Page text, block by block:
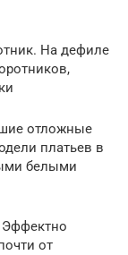
На дефиле
отложные
платьев в
белыми
Эффектно
от